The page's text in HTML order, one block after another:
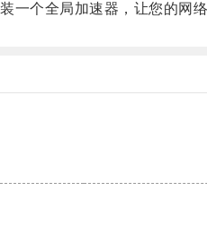
个全局加速器，让您的网络